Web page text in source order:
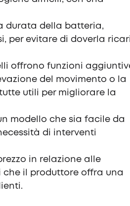
durata della batteria,
per evitare di doverla
offrono funzioni
del movimento o la
utili per migliorare la
modello che sia facile da
di interventi
in relazione alle
il produttore offra una